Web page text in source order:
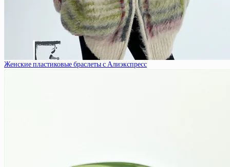
Женские пластиковые браслеты с Алиэкспресс